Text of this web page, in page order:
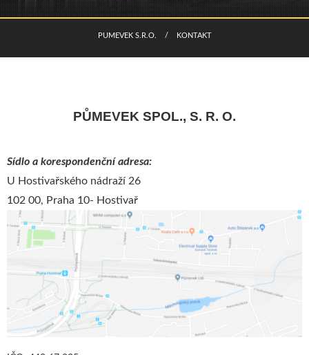
PUMEVEK S.R.O. CURRENT:
KONTAKT
PŮMEVEK SPOL., S. R. O.
Sídlo a korespondenční adresa:
U Hostivařského nádraží 26
102 00, Praha 10- Hostivař